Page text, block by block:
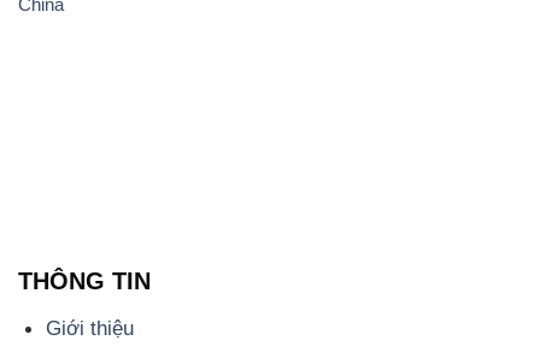
Chính sách và quy định chung
Tin tức